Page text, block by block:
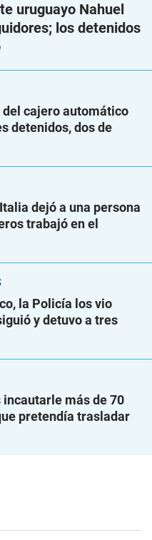
uruguayo Nahuel
los detenidos
cajero automático
detenidos, dos de
dejó a una persona
trabajó en el
la Policía los vio
y detuvo a tres
más de 70
pretendía trasladar